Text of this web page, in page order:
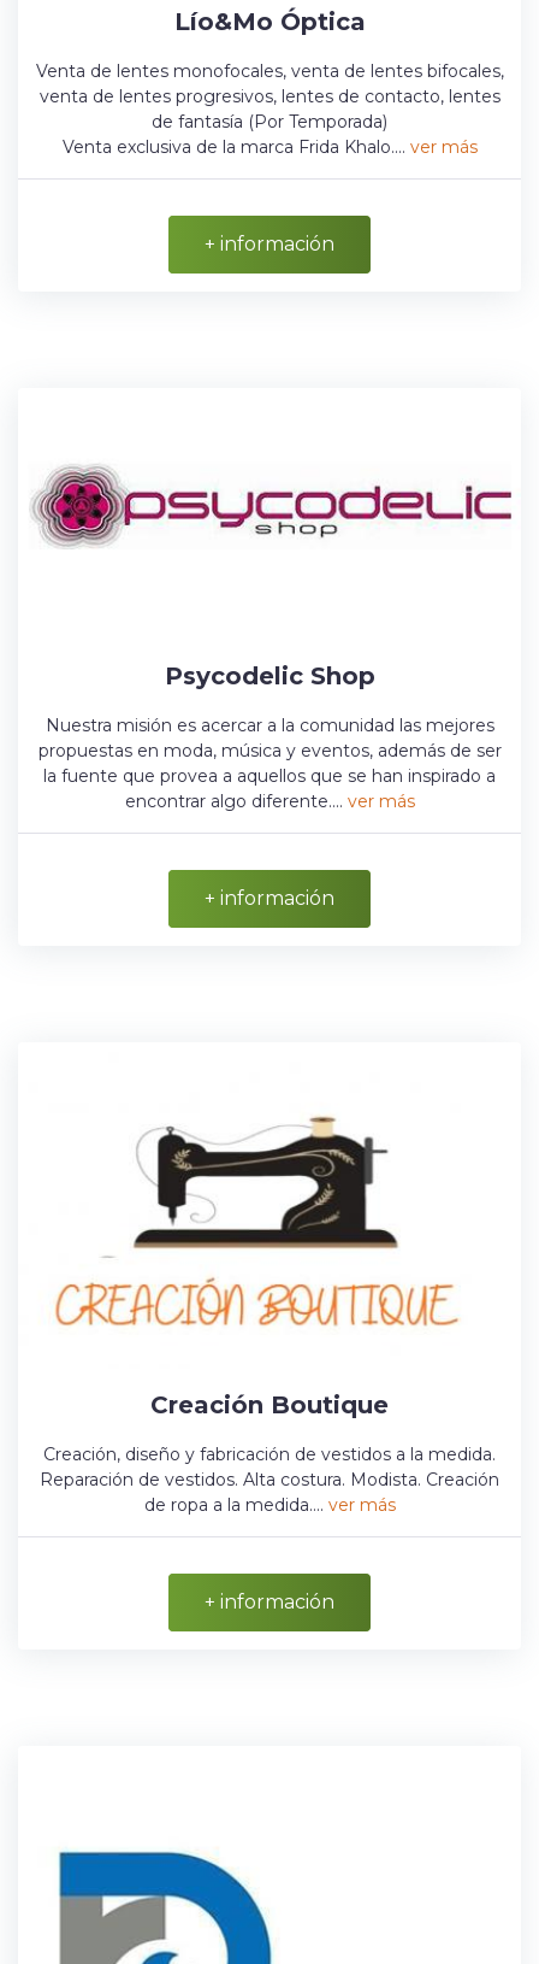
Lío&Mo Óptica
Venta de lentes monofocales, venta de lentes bifocales,
venta de lentes progresivos, lentes de contacto, lentes
de fantasía (Por Temporada)
Venta exclusiva de la marca Frida Khalo.... ver más
+ información
Psycodelic Shop
Nuestra misión es acercar a la comunidad las mejores
propuestas en moda, música y eventos, además de ser
la fuente que provea a aquellos que se han inspirado a
encontrar algo diferente.... ver más
+ información
Creación Boutique
Creación, diseño y fabricación de vestidos a la medida.
Reparación de vestidos. Alta costura. Modista. Creación
de ropa a la medida.... ver más
+ información